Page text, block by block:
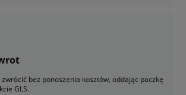
bez ponoszenia kosztów, oddając paczkę
GLS.